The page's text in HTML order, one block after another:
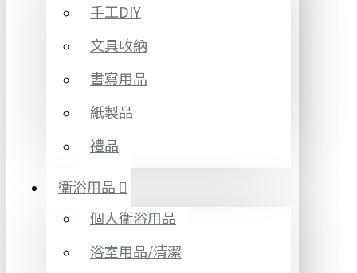
手工DIY
文具收納
書寫用品
紙製品
禮品
衛浴用品
個人衛浴用品
浴室用品/清潔